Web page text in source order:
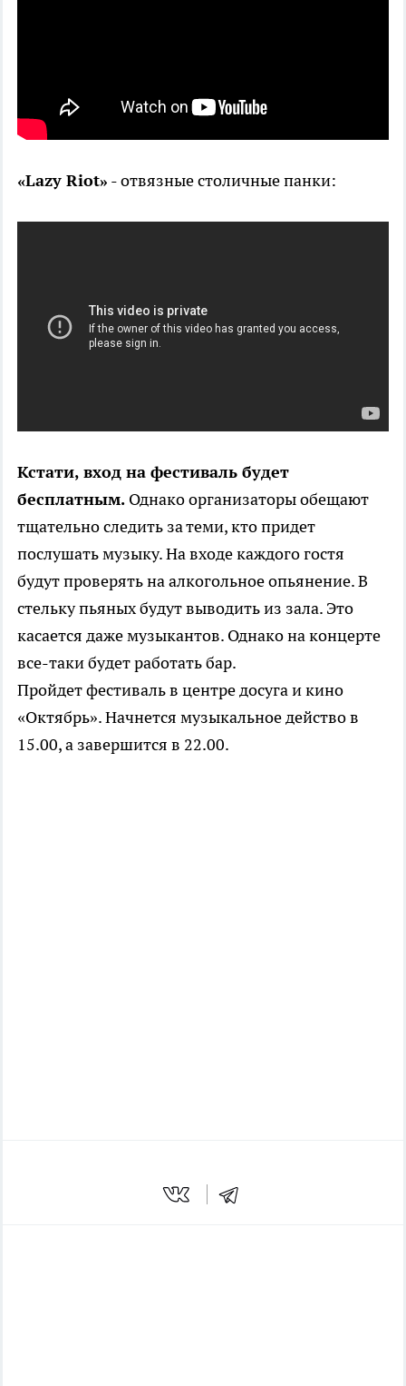
«Lazy Riot» - отвязные столичные панки:
Кстати, вход на фестиваль будет
бесплатным. Однако организаторы обещают
тщательно следить за теми, кто придет
послушать музыку. На входе каждого гостя
будут проверять на алкогольное опьянение. В
стельку пьяных будут выводить из зала. Это
касается даже музыкантов. Однако на концерте
все-таки будет работать бар.
Пройдет фестиваль в центре досуга и кино
«Октябрь». Начнется музыкальное действо в
15.00, а завершится в 22.00.